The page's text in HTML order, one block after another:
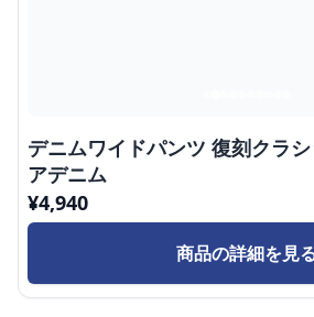
デニムワイドパンツ 復刻クラ
アデニム
¥4,940
商品の詳細を見